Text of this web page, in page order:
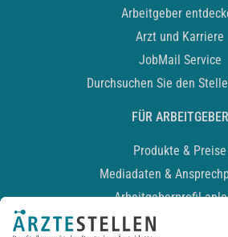
Arbeitgeber
Arzt und Karriere
JobMail Service
Durchsuchen Sie den
FÜR ARBEITGEBER
Produkte & Preise
Mediadaten &
Arbeitgeberprofil
Recruiting-Podcast